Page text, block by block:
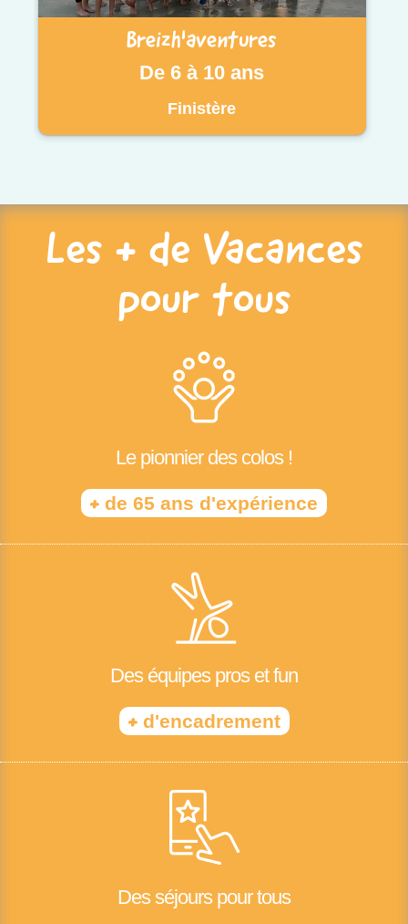
Breizh'aventures
De 6 à 10 ans
Finistère
Les + de Vacances
pour tous
Le pionnier des colos !
+ de 65 ans d'expérience
Des équipes pros et fun
+d'encadrement
Des séjours pour tous